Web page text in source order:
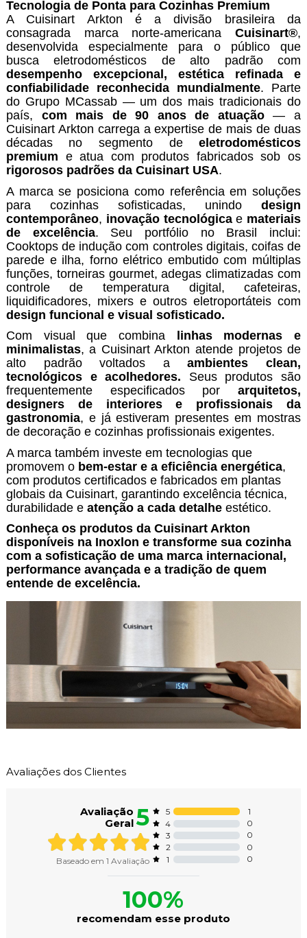
Tecnologia de Ponta para Cozinhas Premium
A Cuisinart Arkton é a divisão brasileira da
consagrada marca norte-americanaCuisinart®,
desenvolvida especialmente para o público que
busca eletrodomésticos de alto padrão com
desempenho excepcional, estética refinada e
confiabilidade reconhecida mundialmente. Parte
do Grupo MCassab — um dos mais tradicionais do
país, com mais de 90 anos de atuação— a
Cuisinart Arkton carrega a expertise de mais de duas
décadas no segmento deeletrodomésticos
premium e atua com produtos fabricados sob os
rigorosos padrões da Cuisinart USA.
A marca se posiciona como referência em soluções
para cozinhas sofisticadas, unindodesign
contemporâneo, inovação tecnológicae materiais
de excelência. Seu portfólio no Brasil inclui:
Cooktops de indução com controles digitais, coifas de
parede e ilha, forno elétrico embutido com múltiplas
funções, torneiras gourmet, adegas climatizadas com
controle de temperatura digital, cafeteiras,
liquidificadores, mixers e outros eletroportáteis com
design funcional e visual sofisticado.
Com visual que combina
linhas modernas e
minimalistas, a Cuisinart Arkton atende projetos de
alto padrão voltados aambientes clean,
tecnológicos e acolhedores. Seus produtos são
frequentemente especificados porarquitetos,
designers de interiores e profissionais da
gastronomia, e já estiveram presentes em mostras
de decoração e cozinhas profissionais exigentes.
A marca também investe em tecnologias que
promovem o bem-estar e a eficiência energética,
com produtos certificados e fabricados em plantas
globais da Cuisinart, garantindo excelência técnica,
durabilidade e atenção a cada detalheestético.
Conheça os produtos da Cuisinart Arkton
disponíveis na Inoxlon e transforme sua cozinha
com a sofisticação de uma marca internacional,
performance avançada e a tradição de quem
entende de excelência.
Avaliações dos Clientes
Avaliação
Geral5
Baseado em 1 Avaliação
5
1
4
0
3
0
2
0
1
0
100%
recomendam esse produto